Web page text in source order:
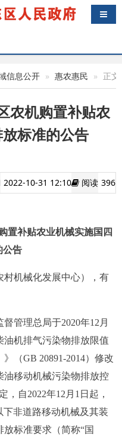
导航
信息公开 惠农惠民 正文
农机购置补贴农
标准的公告
2022-10-31 12:10 阅读 396
置补贴农业机械实施国四
公告
村机械化发展中心），有
管理总局于2020年12月
机排气污染物排放限值
（GB 20891-2014）修改
油移动机械污染物排放控
，自2022年12月1日起，
下非道路移动机械及其装
标准要求（简称“国